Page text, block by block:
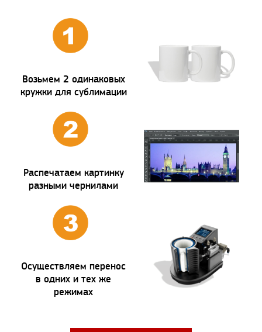
Возьмем 2 одинаковых
кружки для сублимации
Распечатаем картинку
разными чернилами
Осуществляем перенос
в одних и тех же
режимах